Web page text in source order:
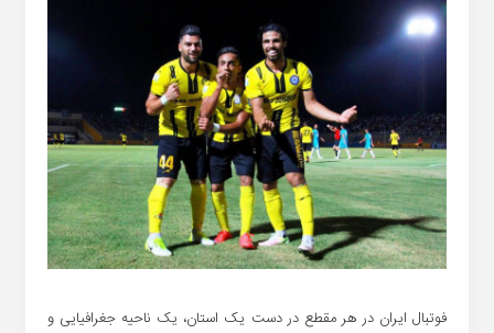
فوتبال ایران در هر مقطع در دست یک استان، یک ناحیه جغرافیایی و